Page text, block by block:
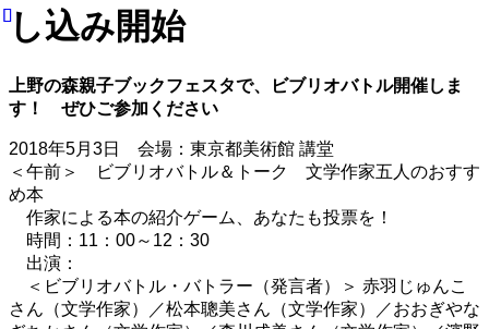
し込み開始
上野の森親子ブックフェスタで、ビブリオバトル開催しま
す！ ぜひご参加ください
2018年5月3日 会場：東京都美術館 講堂
＜午前＞ ビブリオバトル＆トーク 文学作家五人のおすす
め本
作家による本の紹介ゲーム、あなたも投票を！
時間：11：00～12：30
出演：
＜ビブリオバトル・バトラー（発言者）＞ 赤羽じゅんこ
さん（文学作家）／松本聰美さん（文学作家）／おおぎやな